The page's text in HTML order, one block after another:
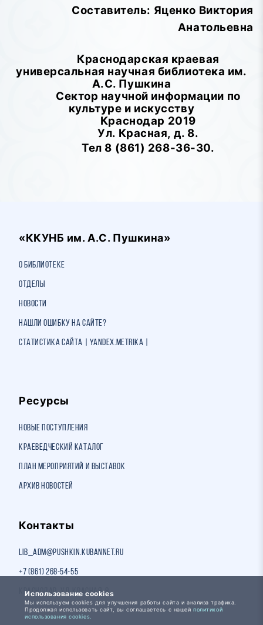
Составитель: Яценко Виктория
Анатольевна
Краснодарская краевая
универсальная научная библиотека им.
А.С. Пушкина
Сектор научной информации по
культуре и искусству
Краснодар 2019
Ул. Красная, д. 8.
Тел 8 (861) 268-36-30.
«ККУНБ им. А.С. Пушкина»
О библиотеке
Отделы
Новости
Нашли ошибку на сайте?
Статистика сайта | Yandex.Metrika |
Ресурсы
Новые поступления
Краеведческий каталог
План мероприятий и выставок
Архив новостей
Контакты
lib_adm@pushkin.kubannet.ru
+7 (861) 268-54-55
Краснодар, ул. Красная, 8
Использование cookies
Мы используем cookies для улучшения работы сайта и анализа трафика.
Продолжая использовать сайт, вы соглашаетесь с нашейполитикой
использования cookies.